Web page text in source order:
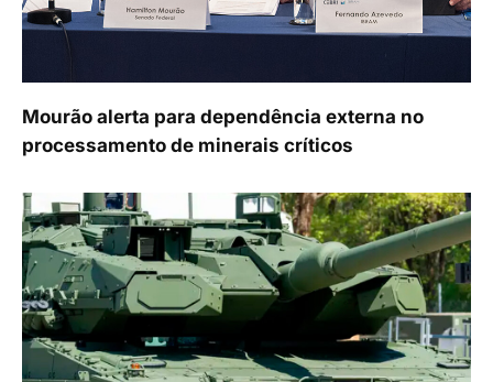
Mourão alerta para dependência externa no
processamento de minerais críticos